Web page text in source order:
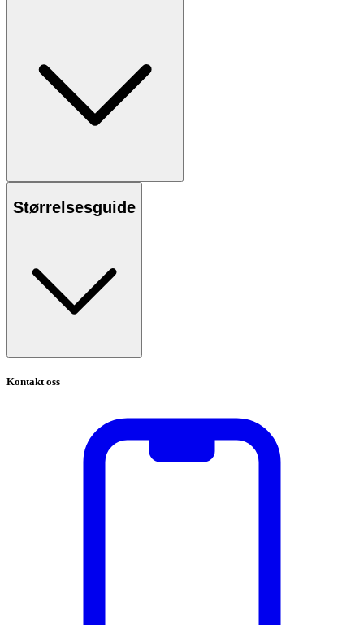
Størrelsesguide
Kontakt oss